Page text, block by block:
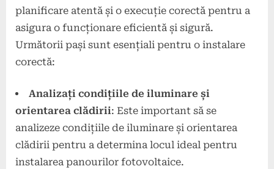
planificare atentă și o execuție corectă pentru a
asigura o funcționare eficientă și sigură.
Următorii pași sunt esențiali pentru o instalare
corectă:
Analizați condițiile de iluminare și
orientarea clădirii: Este important să se
analizeze condițiile de iluminare și orientarea
clădirii pentru a determina locul ideal pentru
instalarea panourilor fotovoltaice.